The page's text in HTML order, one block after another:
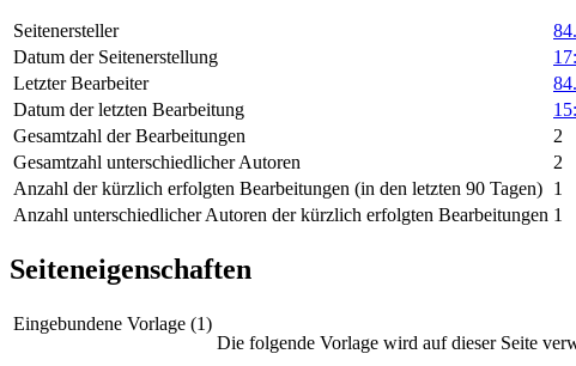
Seitenersteller
Datum der Seitenerstellung
Letzter Bearbeiter
Datum der letzten Bearbeitung
Gesamtzahl der Bearbeitungen
2
Gesamtzahl unterschiedlicher Autoren
2
Anzahl der kürzlich erfolgten Bearbeitungen (in den letzten 90 Tagen) 1
Anzahl unterschiedlicher Autoren der kürzlich erfolgten Bearbeitungen 1
Seiteneigenschaften
Eingebundene Vorlage (1)
Die folgende Vorlage wird auf dieser Seite